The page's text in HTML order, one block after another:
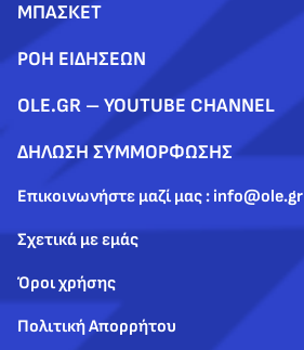
ΜΠΑΣΚΕΤ
ΡΟΗ ΕΙΔΗΣΕΩΝ
OLE.GR – YOUTUBE CHANNEL
ΔΗΛΩΣΗ ΣΥΜΜΟΡΦΩΣΗΣ
Επικοινωνήστε μαζί μας : info@ole.gr
Σχετικά με εμάς
Όροι χρήσης
Πολιτική Απορρήτου